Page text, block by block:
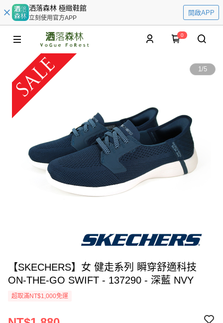
洒落森林 極緻鞋館
立刻使用官方APP
開啟APP
0
1/5
【SKECHERS】女 健走系列 瞬穿舒適科技
ON-THE-GO SWIFT - 137290 - 深藍 NVY
超取滿NT$1,000免運